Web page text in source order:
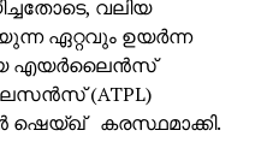
വലിയ
ഏറ്റവും ഉയർന്ന
എയർലൈൻസ്
(ATPL)
ഷെയ്ഖ് കരസ്ഥമാക്കി.